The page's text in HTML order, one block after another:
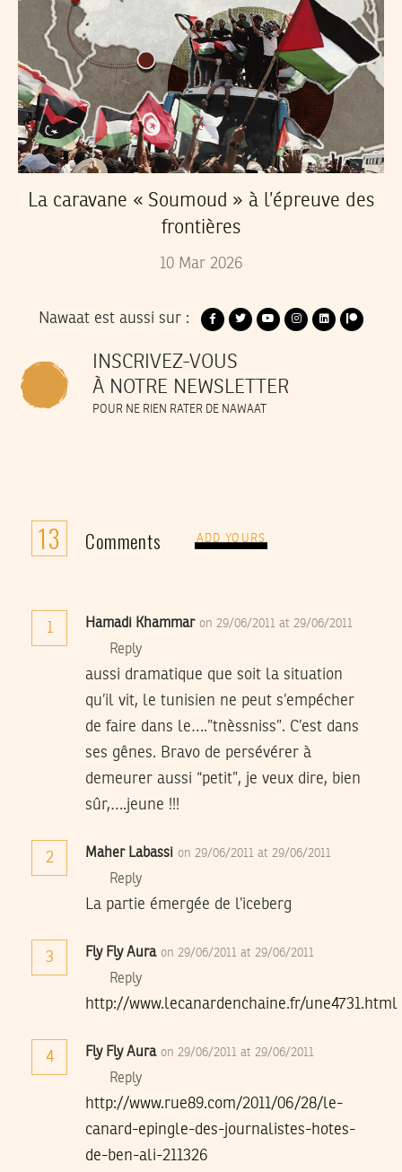
La caravane « Soumoud » à l’épreuve des
frontières
10 Mar 2026
Nawaat est aussi sur :
INSCRIVEZ-VOUS
À NOTRE NEWSLETTER
POUR NE RIEN RATER DE NAWAAT
13 Comments ADD YOURS
1 Hamadi Khammar on 29/06/2011 at 29/06/2011
Reply
aussi dramatique que soit la situation
qu’il vit, le tunisien ne peut s’empécher
de faire dans le….”tnèssniss”. C’est dans
ses gênes. Bravo de persévérer à
demeurer aussi “petit”, je veux dire, bien
sûr,….jeune !!!
2 Maher Labassi on 29/06/2011 at 29/06/2011
Reply
La partie émergée de l’iceberg
3 Fly Fly Aura on 29/06/2011 at 29/06/2011
Reply
http://www.lecanardenchaine.fr/une4731.html
4 Fly Fly Aura on 29/06/2011 at 29/06/2011
Reply
http://www.rue89.com/2011/06/28/le-
canard-epingle-des-journalistes-hotes-
de-ben-ali-211326